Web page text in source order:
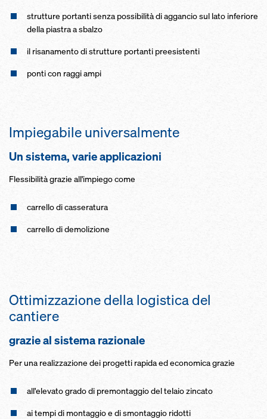
strutture portanti senza pos­sibilità di aggancio sul lato inferiore
della piastra a sbalzo
il risanamento di strutture portanti pre­esistenti
ponti con raggi ampi
Impiegabile universalmente
Un sistema, varie applicazioni
Fles­sibilità grazie all'impiego come
carrello di cas­seratura
carrello di demolizione
Ottimizzazione della logistica del
cantiere
grazie al sistema razionale
Per una realizzazione dei progetti rapida ed economica grazie
all'elevato grado di pre­montaggio del tela­io zincato
ai tempi di montaggio e di smontaggio ridotti